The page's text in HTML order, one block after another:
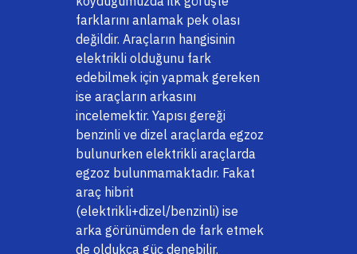
farklarını anlamak pek olası
değildir. Araçların hangisinin
elektrikli olduğunu fark
edebilmek için yapmak gereken
ise araçların arkasını
incelemektir. Yapısı gereği
benzinli ve dizel araçlarda egzoz
bulunurken elektrikli araçlarda
egzoz bulunmamaktadır. Fakat
araç hibrit
(elektrikli+dizel/benzinli) ise
arka görünümden de fark etmek
de oldukça güç denebilir.